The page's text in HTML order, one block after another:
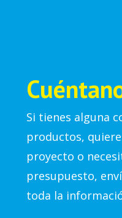
Si tienes alguna
productos,
proyecto o
presupuesto,
toda la